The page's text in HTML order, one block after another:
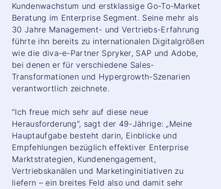
Kundenwachstum und erstklassige Go-To-Market
Beratung im Enterprise Segment. Seine mehr als
30 Jahre Management- und Vertriebs-Erfahrung
führte ihn bereits zu internationalen Digitalgrößen
wie die diva-e-Partner Spryker, SAP und Adobe,
bei denen er für verschiedene Sales-
Transformationen und Hypergrowth-Szenarien
verantwortlich zeichnete.
”Ich freue mich sehr auf diese neue
Herausforderung”, sagt der 49-Jährige: „Meine
Hauptaufgabe besteht darin, Einblicke und
Empfehlungen bezüglich effektiver Enterprise
Marktstrategien, Kundenengagement,
Vertriebskanälen und Marketinginitiativen zu
liefern – ein breites Feld also und damit sehr